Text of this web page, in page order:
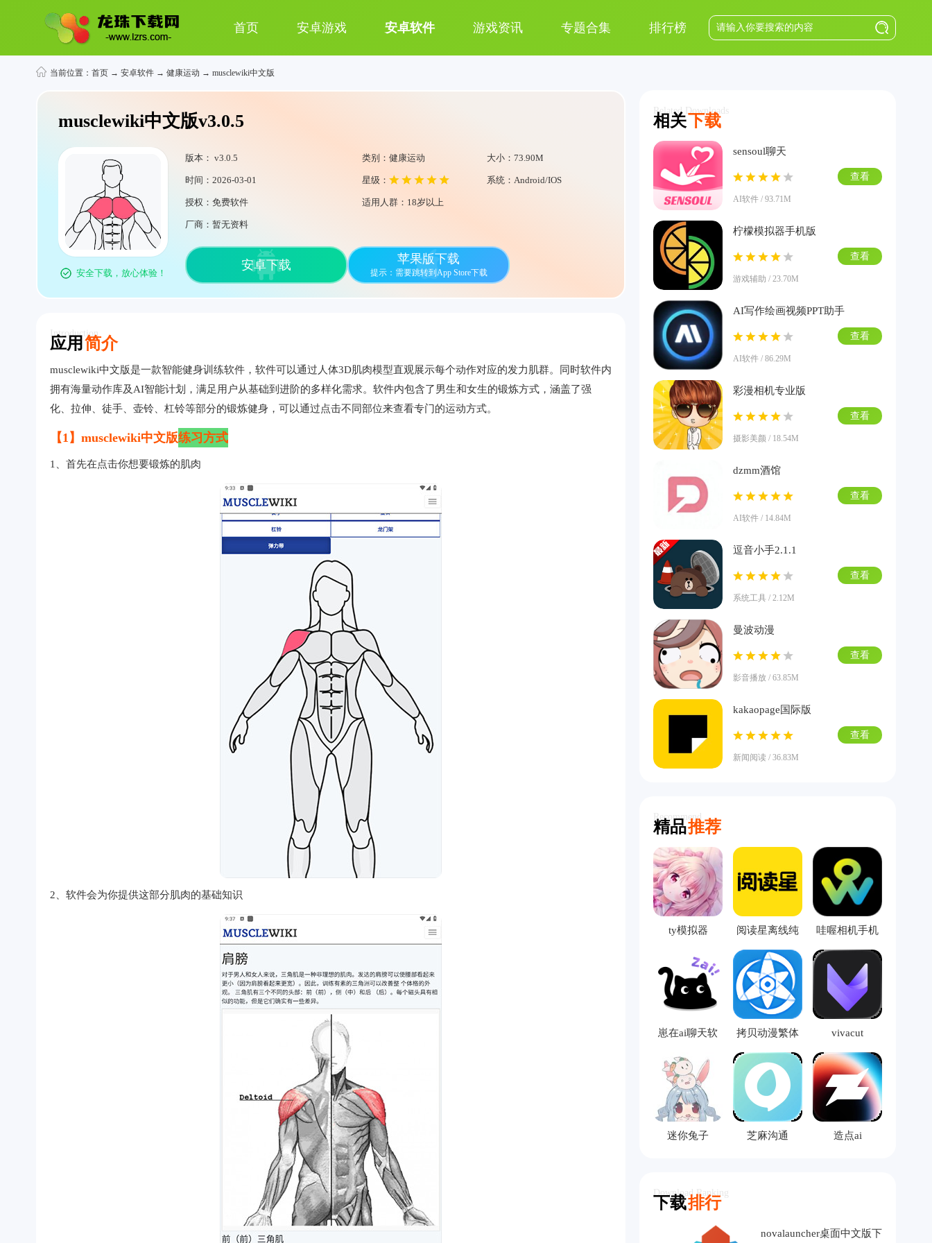
首页 安卓游戏 安卓软件 游戏资讯 专题合集 排行榜
当前位置： 首页 → 安卓软件 → 健康运动 → musclewiki中文版
musclewiki中文版v3.0.5
安全下载，放心体验！
版本： v3.0.5 类别：健康运动 大小：73.90M
时间：2026-03-01 星级： 系统：Android/IOS
授权：免费软件 适用人群：18岁以上
厂商：暂无资料
安卓下载 苹果版下载
提示：需要跳转到App Store下载
应用 简介
Introduction
musclewiki中文版是一款智能健身训练软件，软件可以通过人体3D肌肉模型直观展示每个动作对应的发力肌群。同时软件内
拥有海量动作库及AI智能计划，满足用户从基础到进阶的多样化需求。软件内包含了男生和女生的锻炼方式，涵盖了强
化、拉伸、徒手、壶铃、杠铃等部分的锻炼健身，可以通过点击不同部位来查看专门的运动方式。
【1】musclewiki中文版练习方式
1、首先在点击你想要锻炼的肌肉
2、软件会为你提供这部分肌肉的基础知识
相关下载
Related Downloads
sensoul聊天
AI软件 / 93.71M
查看
柠檬模拟器手机版
游戏辅助 / 23.70M
查看
AI写作绘画视频PPT助手
AI软件 / 86.29M
查看
彩漫相机专业版
摄影美颜 / 18.54M
查看
dzmm酒馆
AI软件 / 14.84M
查看
逗音小手2.1.1
系统工具 / 2.12M
查看
曼波动漫
影音播放 / 63.85M
查看
kakaopage国际版
新闻阅读 / 36.83M
查看
精品推荐
Recommend
ty模拟器
阅读星离线纯
净版
哇喔相机手机
版
崽在ai聊天软
拷贝动漫繁体
版
vivacut
迷你兔子 芝麻沟通 造点ai
下载排行
Download Ranking
novalauncher桌面中文版下